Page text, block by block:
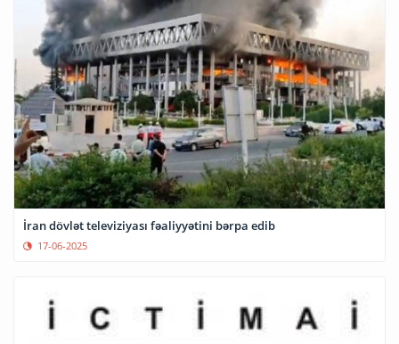
İran dövlət televiziyası fəaliyyətini bərpa edib
17-06-2025